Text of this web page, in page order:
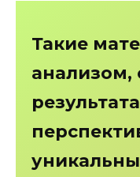
Такие
анализом,